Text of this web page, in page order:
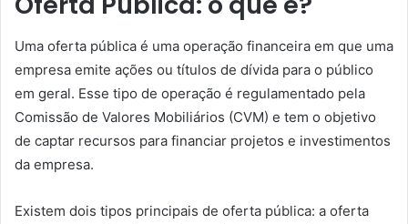
Uma oferta pública é uma operação financeira em que uma
empresa emite ações ou títulos de dívida para o público
em geral. Esse tipo de operação é regulamentado pela
Comissão de Valores Mobiliários (CVM) e tem o objetivo
de captar recursos para financiar projetos e investimentos
da empresa.
Existem dois tipos principais de oferta pública: a oferta